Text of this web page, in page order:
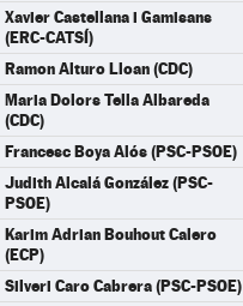
Xavier Castellana i Gamisans
(ERC-CATSÍ)
Ramon Alturo Lloan (CDC)
Maria Dolors Tella Albareda
(CDC)
Francesc Boya Alós (PSC-PSOE)
Judith Alcalá González (PSC-
PSOE)
Karim Adrian Bouhout Calero
(ECP)
Silveri Caro Cabrera (PSC-PSOE)